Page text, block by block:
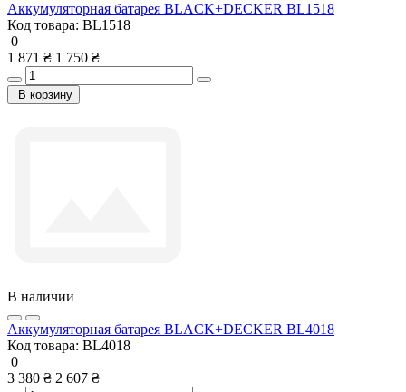
Аккумуляторная батарея BLACK+DECKER BL1518
Код товара: BL1518
0
1 871 ₴ 1 750 ₴
В корзину
В наличии
Аккумуляторная батарея BLACK+DECKER BL4018
Код товара: BL4018
0
3 380 ₴ 2 607 ₴